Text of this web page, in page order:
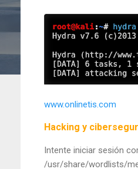
www.onlinetis.com
Hacking y
Intente iniciar sesión
/usr/share/wordlists/